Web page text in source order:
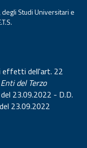
Studi Universitari e
effetti dell'art. 22
del Terzo
23.09.2022 - D.D.
23.09.2022